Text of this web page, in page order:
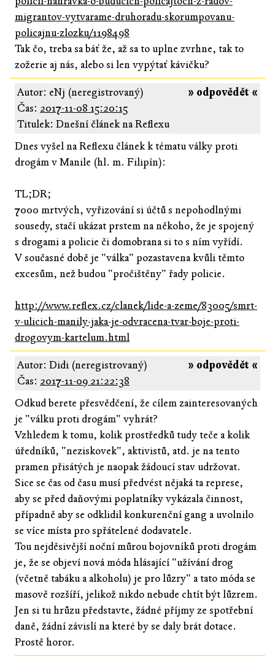
migrantov-vytvarame-druhoradu-skorumpovanu-
policajnu-zlozku/1198498
Tak čo, treba sa báť že, až sa to uplne zvrhne, tak to
zožerie aj nás, alebo si len vypýtať kávičku?
» odpovědět «
Autor: eNj (neregistrovaný)
Čas: 2017-11-08 15:20:15
Titulek: Dnešní článek na Reflexu
Dnes vyšel na Reflexu článek k tématu války proti
drogám v Manile (hl. m. Filipín):
TL;DR;
7000 mrtvých, vyřizování si účtů s nepohodlnými
sousedy, stačí ukázat prstem na někoho, že je spojený
s drogami a policie či domobrana si to s ním vyřídí.
V současné době je "válka" pozastavena kvůli těmto
excesům, než budou "pročištěny" řady policie.
http://www.reflex.cz/clanek/lide-a-zeme/83005/smrt-
v-ulicich-manily-jaka-je-odvracena-tvar-boje-proti-
drogovym-kartelum.html
» odpovědět «
Autor: Didi (neregistrovaný)
Čas: 2017-11-09 21:22:38
Odkud berete přesvědčení, že cílem zainteresovaných
je "válku proti drogám" vyhrát?
Vzhledem k tomu, kolik prostředků tudy teče a kolik
úředníků, "neziskovek", aktivistů, atd. je na tento
pramen přisátých je naopak žádoucí stav udržovat.
Sice se čas od času musí předvést nějaká ta represe,
aby se před daňovými poplatníky vykázala činnost,
případně aby se odklidil konkurenční gang a uvolnilo
se více místa pro spřátelené dodavatele.
Tou nejděsivější noční můrou bojovníků proti drogám
je, že se objeví nová móda hlásající "užívání drog
(včetně tabáku a alkoholu) je pro lůzry" a tato móda se
masově rozšíří, jelikož nikdo nebude chtít být lůzrem.
Jen si tu hrůzu představte, žádné příjmy ze spotřební
daně, žádní závislí na které by se daly brát dotace.
Prostě horor.